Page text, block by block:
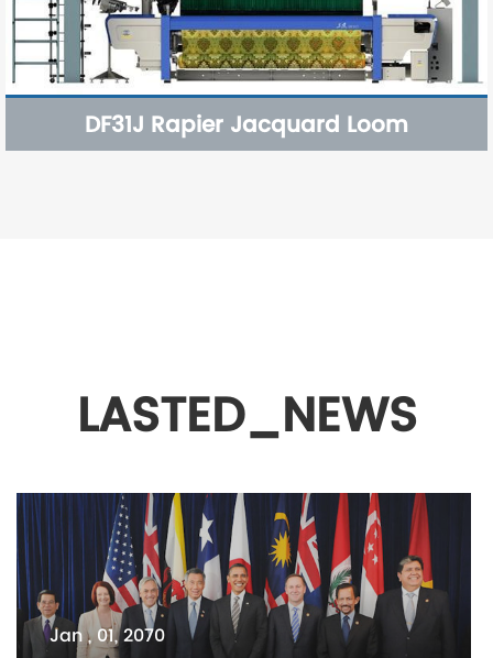
DF31J Rapier Jacquard Loom
LASTED_NEWS
Jan , 01, 2070